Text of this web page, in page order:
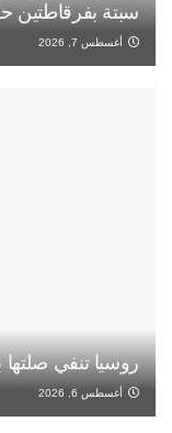
سبتة بفرقاطتين
أغسطس 7, 2026
روسيا تنفي صلتها
أغسطس 6, 2026